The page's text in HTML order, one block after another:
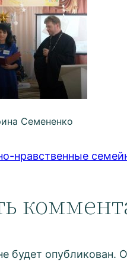
Семененко
нравственные
будет опубликован.